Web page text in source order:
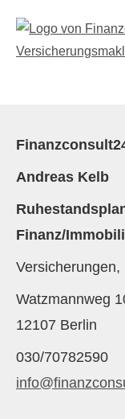
Andreas Kelb
Finanz/
Watzmannweg
12107 Berlin
030/70782590